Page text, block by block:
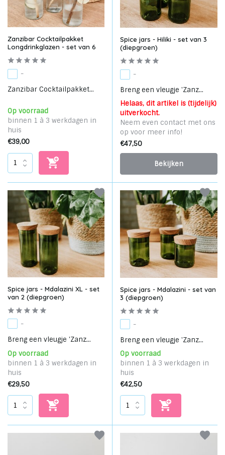
Zanzibar Cocktailpakket
Longdrinkglazen - set van 6
-
Zanzibar Cocktailpakket...
Op voorraad
binnen 1 à 3 werkdagen in
huis
€39,00
Spice jars - Hiliki - set van 3
(diepgroen)
-
Breng een vleugje 'Zanz...
Helaas, dit artikel is (tijdelijk)
uitverkocht.
Neem even contact met ons
op voor meer info!
€47,50
Bekijken
Spice jars - Mdalazini XL - set
van 2 (diepgroen)
-
Breng een vleugje 'Zanz...
Op voorraad
binnen 1 à 3 werkdagen in
huis
€29,50
Spice jars - Mdalazini - set van
3 (diepgroen)
-
Breng een vleugje 'Zanz...
Op voorraad
binnen 1 à 3 werkdagen in
huis
€42,50